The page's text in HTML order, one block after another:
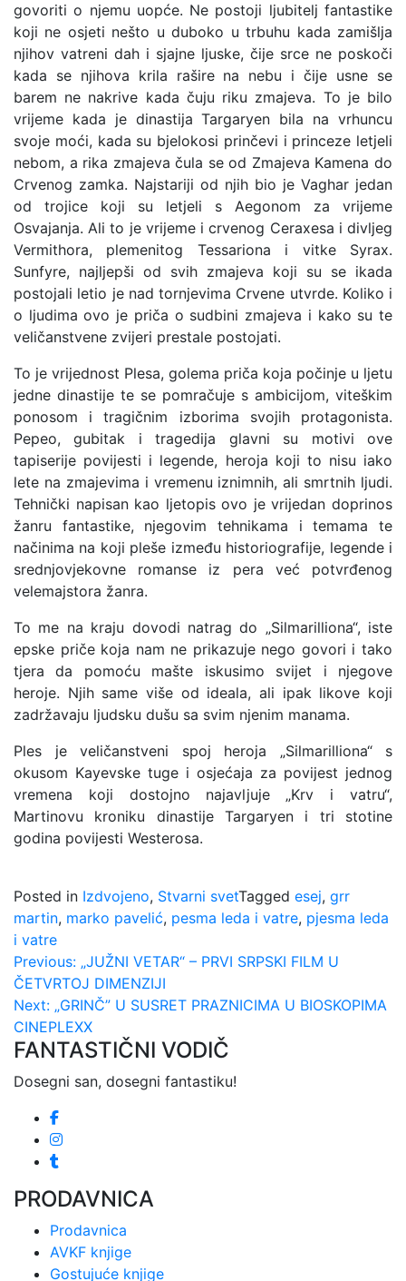
govoriti o njemu uopće. Ne postoji ljubitelj fantastike
koji ne osjeti nešto u duboko u trbuhu kada zamišlja
njihov vatreni dah i sjajne ljuske, čije srce ne poskoči
kada se njihova krila rašire na nebu i čije usne se
barem ne nakrive kada čuju riku zmajeva. To je bilo
vrijeme kada je dinastija Targaryen bila na vrhuncu
svoje moći, kada su bjelokosi prinčevi i princeze letjeli
nebom, a rika zmajeva čula se od Zmajeva Kamena do
Crvenog zamka. Najstariji od njih bio je Vaghar jedan
od trojice koji su letjeli s Aegonom za vrijeme
Osvajanja. Ali to je vrijeme i crvenog Ceraxesa i divljeg
Vermithora, plemenitog Tessariona i vitke Syrax.
Sunfyre, najljepši od svih zmajeva koji su se ikada
postojali letio je nad tornjevima Crvene utvrde. Koliko i
o ljudima ovo je priča o sudbini zmajeva i kako su te
veličanstvene zvijeri prestale postojati.
To je vrijednost Plesa, golema priča koja počinje u ljetu
jedne dinastije te se pomračuje s ambicijom, viteškim
ponosom i tragičnim izborima svojih protagonista.
Pepeo, gubitak i tragedija glavni su motivi ove
tapiserije povijesti i legende, heroja koji to nisu iako
lete na zmajevima i vremenu iznimnih, ali smrtnih ljudi.
Tehnički napisan kao ljetopis ovo je vrijedan doprinos
žanru fantastike, njegovim tehnikama i temama te
načinima na koji pleše između historiografije, legende i
srednjovjekovne romanse iz pera već potvrđenog
velemajstora žanra.
To me na kraju dovodi natrag do „Silmarilliona“, iste
epske priče koja nam ne prikazuje nego govori i tako
tjera da pomoću mašte iskusimo svijet i njegove
heroje. Njih same više od ideala, ali ipak likove koji
zadržavaju ljudsku dušu sa svim njenim manama.
Ples je veličanstveni spoj heroja „Silmarilliona“ s
okusom Kayevske tuge i osjećaja za povijest jednog
vremena koji dostojno najavljuje „Krv i vatru“,
Martinovu kroniku dinastije Targaryen i tri stotine
godina povijesti Westerosa.
Posted in Izdvojeno, Stvarni svetTagged esej, grr
martin, marko pavelić, pesma leda i vatre, pjesma leda
i vatre
Kretanje
članka
Previous: „JUŽNI VETAR“ – PRVI SRPSKI FILM U
ČETVRTOJ DIMENZIJI
Next: „GRINČ” U SUSRET PRAZNICIMA U BIOSKOPIMA
CINEPLEXX
FANTASTIČNI VODIČ
Dosegni san, dosegni fantastiku!
PRODAVNICA
Prodavnica
AVKF knjige
Gostujuće knjige